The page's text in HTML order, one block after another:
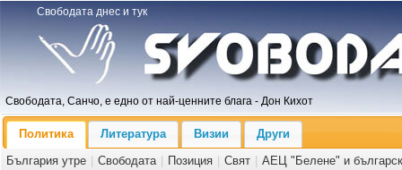
Свободата днес и тук
Свободата, Санчо, е едно от най-ценните блага - Дон Кихот
Политика Литература Визии
Други
България утре
Свободата Позиция Свят
АЕЦ "Белене" и